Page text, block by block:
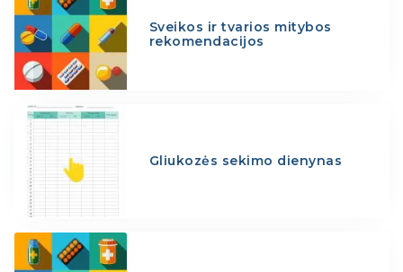
Sveikos ir tvarios mitybos
rekomendacijos
Gliukozės sekimo dienynas